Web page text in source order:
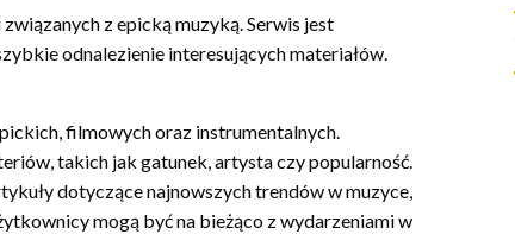
z epicką muzyką. Serwis jest
odnalezienie interesujących materiałów.
filmowych oraz instrumentalnych.
takich jak gatunek, artysta czy popularność.
dotyczące najnowszych trendów w muzyce,
mogą być na bieżąco z wydarzeniami w